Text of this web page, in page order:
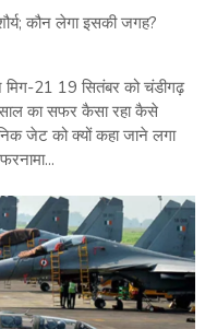
कौन लेगा इसकी जगह?
मिग-21 19 सितंबर को चंडीगढ़
साल का सफर कैसा रहा कैसे
जेट को क्यों कहा जाने लगा